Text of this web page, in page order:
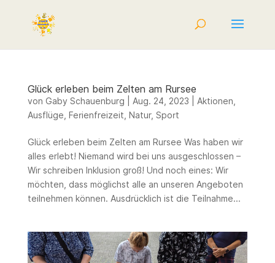
Glück erleben beim Zelten am Rursee
von Gaby Schauenburg Aug. 24, 2023 Aktionen
Ausflüge
Ferienfreizeit Natur, Sport
Glück erleben beim Zelten am Rursee Was haben wir
alles erlebt! Niemand wird bei uns ausgeschlossen –
Wir schreiben Inklusion groß! Und noch eines: Wir
möchten, dass möglichst alle an unseren Angeboten
teilnehmen können. Ausdrücklich ist die Teilnahme...